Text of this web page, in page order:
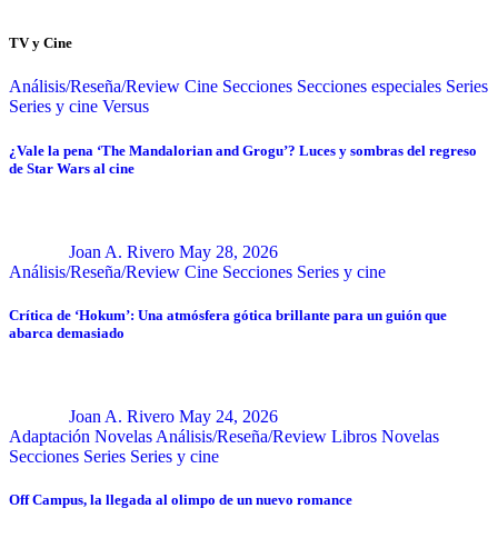
TV y Cine
Análisis/Reseña/Review Cine Secciones Secciones especiales Series
Series y cine Versus
¿Vale la pena ‘The Mandalorian and Grogu’? Luces y sombras del regreso
de Star Wars al cine
Joan A. Rivero May 28, 2026
Análisis/Reseña/Review Cine Secciones Series y cine
Crítica de ‘Hokum’: Una atmósfera gótica brillante para un guión que
abarca demasiado
Joan A. Rivero May 24, 2026
Adaptación Novelas Análisis/Reseña/Review Libros Novelas
Secciones Series Series y cine
Off Campus, la llegada al olimpo de un nuevo romance